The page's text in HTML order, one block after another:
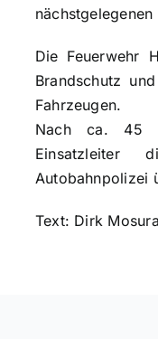
Die Feuerwehr
Brandschutz
Fahrzeugen.
Nach ca. 45
Einsatzleiter
Autobahnpolizei
Text: Dirk